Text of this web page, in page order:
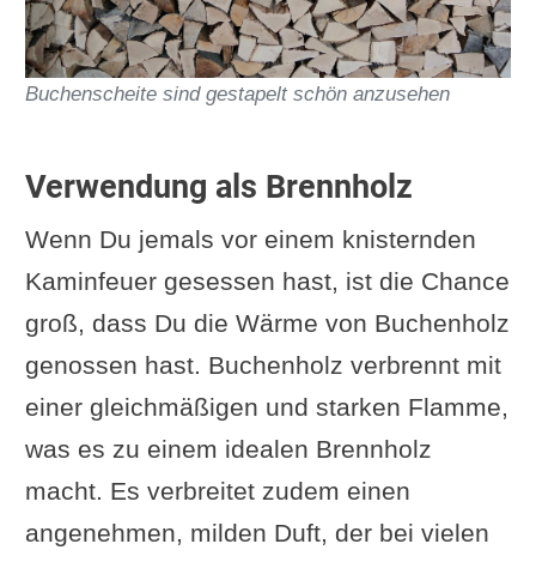
Buchenscheite sind gestapelt schön anzusehen
Verwendung als Brennholz
Wenn Du jemals vor einem knisternden
Kaminfeuer gesessen hast, ist die Chance
groß, dass Du die Wärme von Buchenholz
genossen hast. Buchenholz verbrennt mit
einer gleichmäßigen und starken Flamme,
was es zu einem idealen Brennholz
macht. Es verbreitet zudem einen
angenehmen, milden Duft, der bei vielen